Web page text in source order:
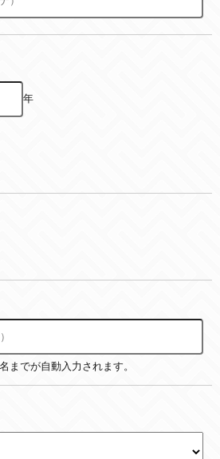
年
までが自動入力されます。